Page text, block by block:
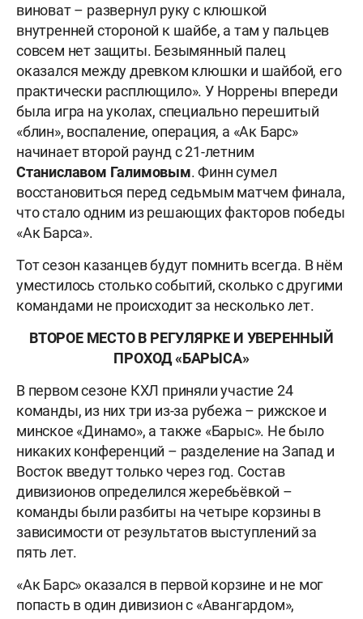
виноват – развернул руку с клюшкой
внутренней стороной к шайбе, а там у пальцев
совсем нет защиты. Безымянный палец
оказался между древком клюшки и шайбой, его
практически расплющило». У Норрены впереди
была игра на уколах, специально перешитый
«блин», воспаление, операция, а «Ак Барс»
начинает второй раунд с 21-летним
Станиславом Галимовым. Финн сумел
восстановиться перед седьмым матчем финала,
что стало одним из решающих факторов победы
«Ак Барса».
Тот сезон казанцев будут помнить всегда. В нём
уместилось столько событий, сколько с другими
командами не происходит за несколько лет.
ВТОРОЕ МЕСТО В РЕГУЛЯРКЕ И УВЕРЕННЫЙ
ПРОХОД «БАРЫСА»
В первом сезоне КХЛ приняли участие 24
команды, из них три из-за рубежа – рижское и
минское «Динамо», а также «Барыс». Не было
никаких конференций – разделение на Запад и
Восток введут только через год. Состав
дивизионов определился жеребьёвкой –
команды были разбиты на четыре корзины в
зависимости от результатов выступлений за
пять лет.
«Ак Барс» оказался в первой корзине и не мог
попасть в один дивизион с «Авангардом»,